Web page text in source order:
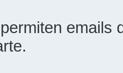
emails